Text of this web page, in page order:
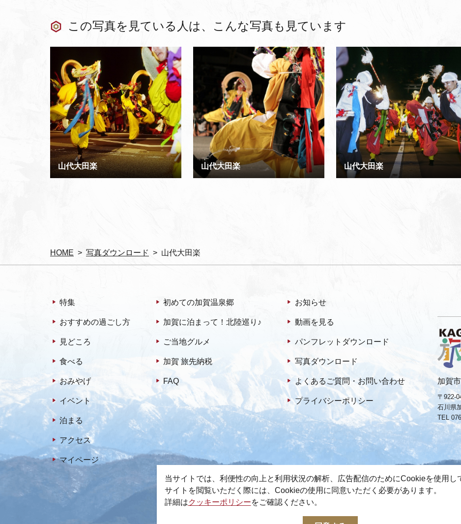
HOME 写真ダウンロード 山代大田楽
この写真を見ている人は、 こんな写真も見ています
山代大田楽 山代大田楽 山代大田楽
特集
おすすめの過ごし方
見どころ
食べる
おみやげ
イベント
泊まる
アクセス
マイページ
初めての加賀温泉郷
加賀に泊まって！北陸巡り♪
ご当地グルメ
加賀 旅先納税
FAQ
お知らせ
動画を見る
パンフレットダウンロード
写真ダウンロード
よくあるご質問・お問い合わせ
プライバシーポリシー
加賀
〒922-
石川県
TEL
© 2022-2026 加賀市観光情報センター All Rights Reserved.
当サイトでは、利便性の向上と利用状況の解析、広告配信のためにCookieを使用し
サイトを閲覧いただく際には、Cookieの使用に同意いただく必要があります。
詳細はクッキーポリシーをご確認ください。